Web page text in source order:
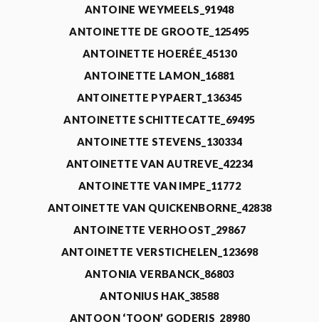
ANTOINE WEYMEELS_91948
ANTOINETTE DE GROOTE_125495
ANTOINETTE HOERÉE_45130
ANTOINETTE LAMON_16881
ANTOINETTE PYPAERT_136345
ANTOINETTE SCHITTECATTE_69495
ANTOINETTE STEVENS_130334
ANTOINETTE VAN AUTREVE_42234
ANTOINETTE VAN IMPE_11772
ANTOINETTE VAN QUICKENBORNE_42838
ANTOINETTE VERHOOST_29867
ANTOINETTE VERSTICHELEN_123698
ANTONIA VERBANCK_86803
ANTONIUS HAK_38588
ANTOON ‘TOON’ GODERIS_28980